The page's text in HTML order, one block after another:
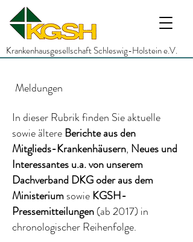
Krankenhausgesellschaft Schleswig-Holstein e.V.
Meldungen
In dieser Rubrik finden Sie aktuelle
sowie ältereBerichteaus den
Mitglieds-Krankenhäusern, Neues und
Interessantesu.a.von unserem
Dachverband DKGoder aus dem
MinisteriumsowieKGSH-
Pressemitteilungen(ab 2017) in
chronologischer Reihenfolge.